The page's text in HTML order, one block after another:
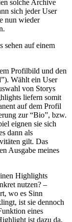
solche Archive
sich jeder User
nun wieder
sehen auf einem
Profilbild und den
Wählt ein User
von Storys
liefern somit
auf dem Profil
zur “Bio”, bzw.
eignen sie sich
dann als
gilt. Das
Ausgabe meines
Highlights
nutzen? –
wo es Sinn
ist sie dennoch
eines
ist dazu da,